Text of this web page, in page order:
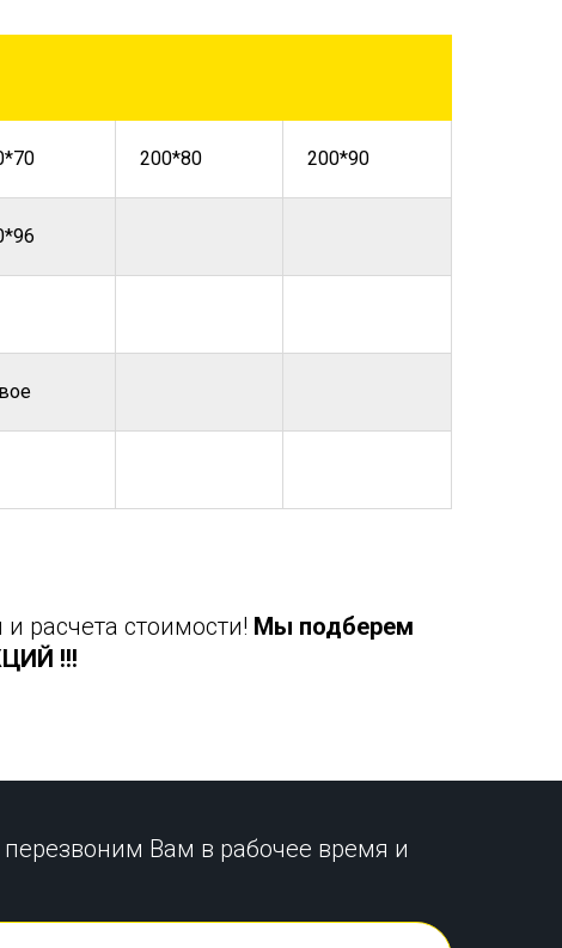
200*80 200*90
расчета стоимости! Мы подберем
!!!
Вам в рабочее время и